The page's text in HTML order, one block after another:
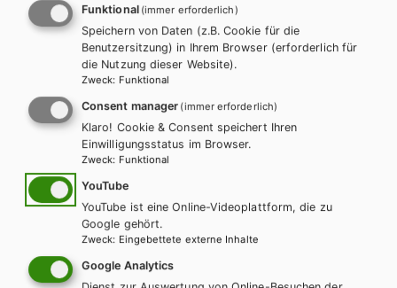
n
Funktional (immer erforderlich)
Speichern von Daten (z.B. Cookie für die
Benutzersitzung) in Ihrem Browser (erforderlich für
die Nutzung dieser Website).
Zweck: Funktional
Consent manager (immer erforderlich)
Klaro! Cookie & Consent speichert Ihren
Einwilligungsstatus im Browser.
Zweck: Funktional
YouTube
YouTube ist eine Online-Videoplattform, die zu
Google gehört.
Zweck: Eingebettete externe Inhalte
Google Analytics